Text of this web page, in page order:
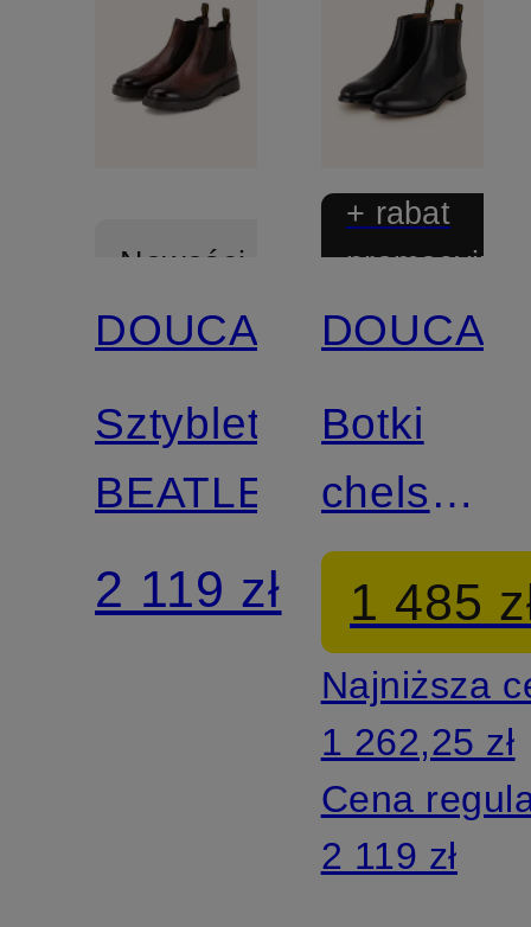
Nowości
DOUCAL'S
Sztyblety
BEATLES
2 119 zł
+ rabat
promocyjny
Botki
chelsea
BEATLES
1 485
Najniższa
1 262,25 zł
Cena
2 119 zł